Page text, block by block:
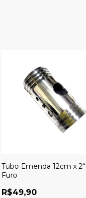
Tubo Emenda 12cm x
Furo
R$49,90